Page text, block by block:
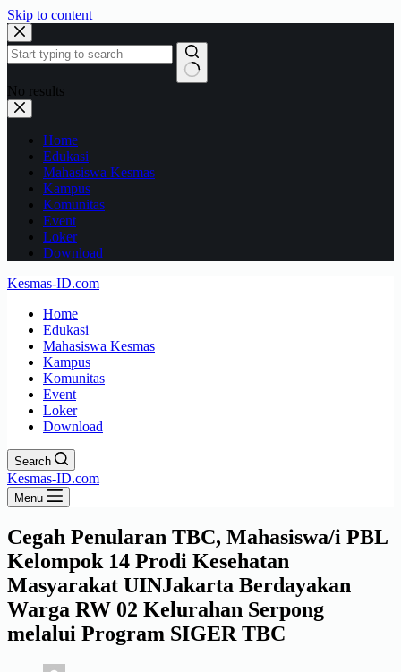
Skip to content
No results
Home
Edukasi
Mahasiswa Kesmas
Kampus
Komunitas
Event
Loker
Download
Kesmas-ID.com
Home
Edukasi
Mahasiswa Kesmas
Kampus
Komunitas
Event
Loker
Download
Search
Kesmas-ID.com
Menu
Cegah Penularan TBC, Mahasiswa/i PBL
Kelompok 14 Prodi Kesehatan
Masyarakat UINJakarta Berdayakan
Warga RW 02 Kelurahan Serpong
melalui Program SIGER TBC